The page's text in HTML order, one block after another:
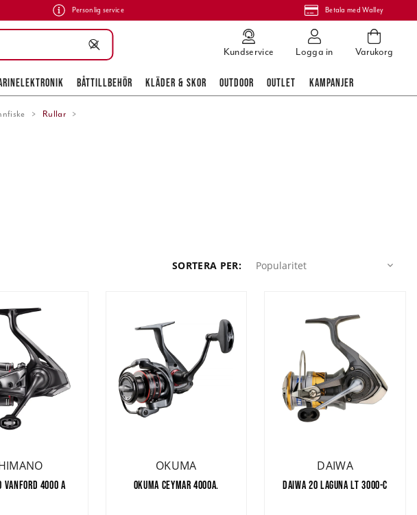
Personlig service Betala med Walley
Kundservice Logga in Varukorg
BÅTTILLBEHÖR KLÄDER & SKOR OUTDOOR OUTLET KAMPANJER
Rullar
SORTERA PER: Popularitet
Popularitet
VANFORD 4000 A
OKUMA
OKUMA CEYMAR 4000A.
DAIWA
DAIWA 20 LAGUNA LT 3000-C